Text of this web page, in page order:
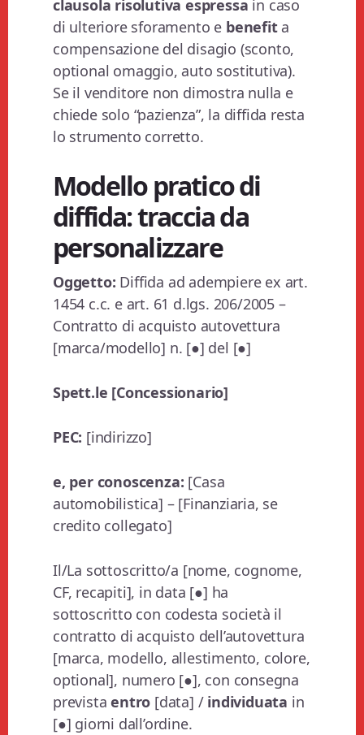
clausola risolutiva espressa in caso
di ulteriore sforamento e benefita
compensazione del disagio (sconto,
optional omaggio, auto sostitutiva).
Se il venditore non dimostra nulla e
chiede solo “pazienza”, la diffida resta
lo strumento corretto.
Modello pratico di
diffida: traccia da
personalizzare
Oggetto: Diffida ad adempiere ex art.
1454 c.c. e art. 61 d.lgs. 206/2005 –
Contratto di acquisto autovettura
[marca/modello] n. [●] del [●]
Spett.le [Concessionario]
PEC: [indirizzo]
e, per conoscenza: [Casa
automobilistica] – [Finanziaria, se
credito collegato]
Il/La sottoscritto/a [nome, cognome,
CF, recapiti], in data [●] ha
sottoscritto con codesta società il
contratto di acquisto dell’autovettura
[marca, modello, allestimento, colore,
optional], numero [●], con consegna
previstaentro [data] / individuata in
[●] giorni dall’ordine.